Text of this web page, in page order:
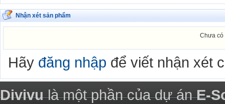
Nhận xét sản phẩm
Chưa có
Hãy đăng nhập để viết nhận xét
Divivulà một phần của dự ánE-